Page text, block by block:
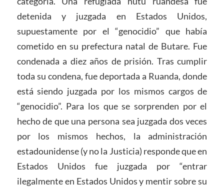
detenida y juzgada en Estados Unidos,
supuestamente por el “genocidio” que había
cometido en su prefectura natal de Butare. Fue
condenada a diez años de prisión. Tras cumplir
toda su condena, fue deportada a Ruanda, donde
está siendo juzgada por los mismos cargos de
“genocidio”. Para los que se sorprenden por el
hecho de que una persona sea juzgada dos veces
por los mismos hechos, la administración
estadounidense (y no la Justicia) responde que en
Estados Unidos fue juzgada por “entrar
ilegalmente en Estados Unidos y mentir sobre su